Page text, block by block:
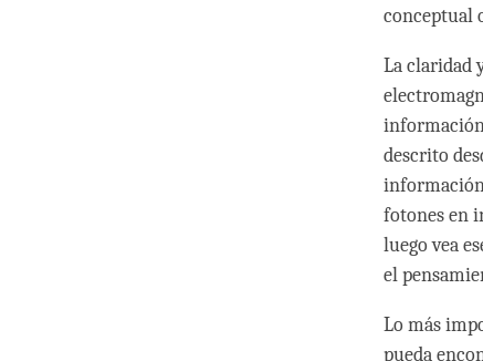
conceptual
La claridad
descrito
fotones en
luego vea
el
Lo más
pueda